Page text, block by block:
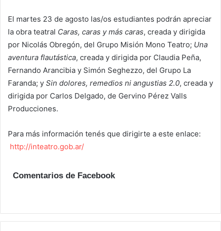
El martes 23 de agosto las/os estudiantes podrán apreciar
la obra teatral Caras, caras y más caras, creada y dirigida
por Nicolás Obregón, del Grupo Misión Mono Teatro; Una
aventura flautástica, creada y dirigida por Claudia Peña,
Fernando Arancibia y Simón Seghezzo, del Grupo La
Faranda; y Sin dolores, remedios ni angustias 2.0, creada y
dirigida por Carlos Delgado, de Gervino Pérez Valls
Producciones.
Para más información tenés que dirigirte a este enlace:
http://inteatro.gob.ar/
Comentarios de Facebook